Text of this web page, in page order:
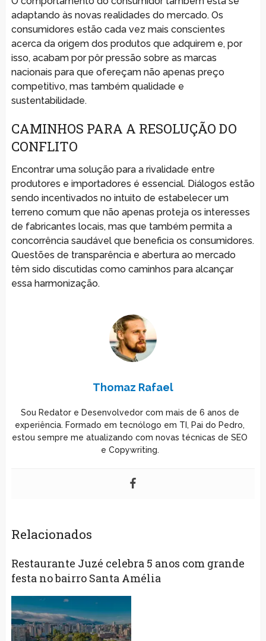
adaptando às novas realidades do mercado. Os
consumidores estão cada vez mais conscientes
acerca da origem dos produtos que adquirem e, por
isso, acabam por pôr pressão sobre as marcas
nacionais para que ofereçam não apenas preço
competitivo, mas também qualidade e
sustentabilidade.
CAMINHOS PARA A RESOLUÇÃO DO
CONFLITO
Encontrar uma solução para a rivalidade entre
produtores e importadores é essencial. Diálogos estão
sendo incentivados no intuito de estabelecer um
terreno comum que não apenas proteja os interesses
de fabricantes locais, mas que também permita a
concorrência saudável que beneficia os consumidores.
Questões de transparência e abertura ao mercado
têm sido discutidas como caminhos para alcançar
essa harmonização.
Thomaz Rafael
Sou Redator e Desenvolvedor com mais de 6 anos de
experiência. Formado em tecnólogo em TI, Pai do Pedro,
estou sempre me atualizando com novas técnicas de SEO
e Copywriting.
Relacionados
Restaurante Juzé celebra 5 anos com grande
festa no bairro Santa Amélia